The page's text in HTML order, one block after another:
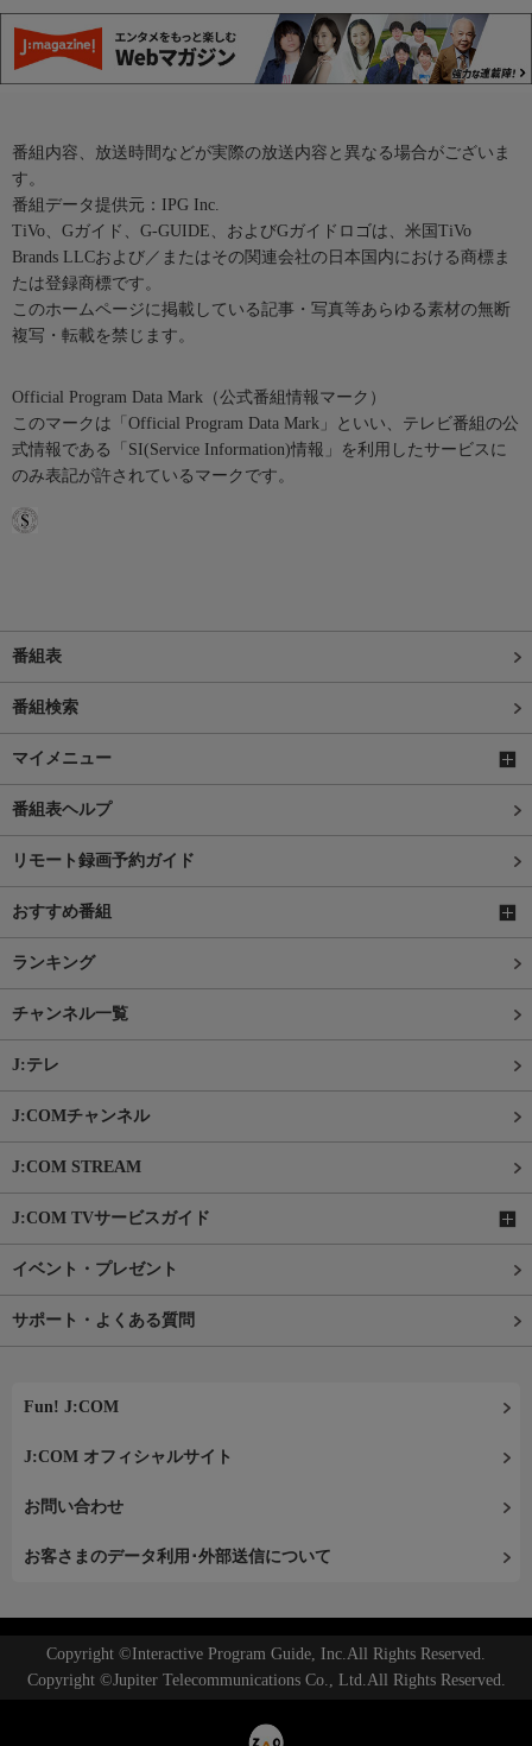
番組内容、放送時間などが実際の放送内容と異なる場合がございま
す。
番組データ提供元：IPG Inc.
TiVo、Gガイド、G-GUIDE、およびGガイドロゴは、米国TiVo
Brands LLCおよび／またはその関連会社の日本国内における商標ま
たは登録商標です。
このホームページに掲載している記事・写真等あらゆる素材の無断
複写・転載を禁じます。
Official Program Data Mark（公式番組情報マーク）
このマークは「Official Program Data Mark」といい、テレビ番組の公
式情報である「SI(Service Information)情報」を利用したサービスに
のみ表記が許されているマークです。
番組表
番組検索
マイメニュー
番組表ヘルプ
リモート録画予約ガイド
おすすめ番組
ランキング
チャンネル一覧
J:テレ
J:COMチャンネル
J:COM STREAM
J:COM TVサービスガイド
イベント・プレゼント
サポート・よくある質問
Fun! J:COM
J:COM オフィシャルサイト
お問い合わせ
お客さまのデータ利用･外部送信について
Copyright ©Interactive Program Guide, Inc.All Rights Reserved.
Copyright ©Jupiter Telecommunications Co., Ltd.All Rights Reserved.